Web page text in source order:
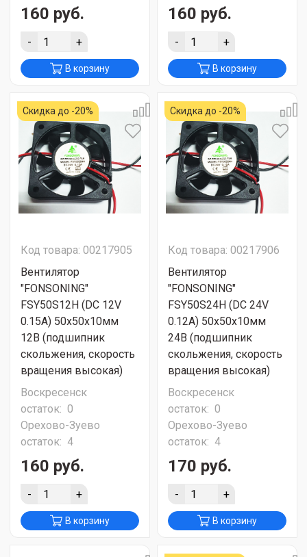
160 руб.
- +
В корзину
160 руб.
- +
В корзину
Скидка до -20%
Код товара: 00217905
Вентилятор
"FONSONING"
FSY50S12H (DC 12V
0.15A) 50х50х10мм
12В (подшипник
скольжения, скорость
вращения высокая)
Воскресенск
остаток: 0
Орехово-Зуево
остаток: 4
160 руб.
- +
В корзину
Скидка до -20%
Код товара: 00217906
Вентилятор
"FONSONING"
FSY50S24H (DC 24V
0.12A) 50х50х10мм
24В (подшипник
скольжения, скорость
вращения высокая)
Воскресенск
остаток: 0
Орехово-Зуево
остаток: 4
170 руб.
- +
В корзину